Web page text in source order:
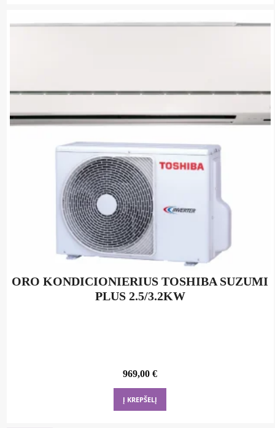
ORO KONDICIONIERIUS TOSHIBA SUZUMI
PLUS 2.5/3.2KW
969,00€
Į KREPŠELĮ